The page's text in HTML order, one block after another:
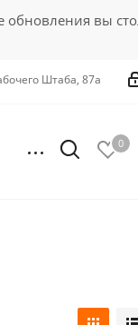
вы
Штаба, 87а
0